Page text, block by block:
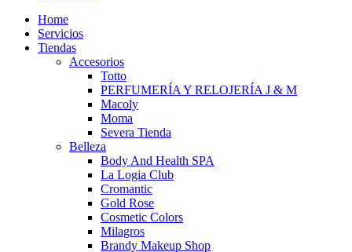
Home
Servicios
Tiendas
Accesorios
Totto
PERFUMERÍA Y RELOJERÍA J & M
Macoly
Moma
Severa Tienda
Belleza
Body And Health SPA
La Logia Club
Cromantic
Gold Rose
Cosmetic Colors
Milagros
Brandy Makeup Shop